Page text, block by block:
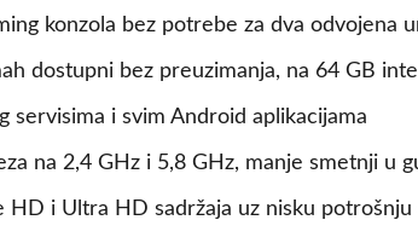
konzola bez potrebe za dva odvojena
dostupni bez preuzimanja, na 64 GB
servisima i svim Android aplikacijama
na 2,4 GHz i 5,8 GHz, manje smetnji u
HD i Ultra HD sadržaja uz nisku potrošnju